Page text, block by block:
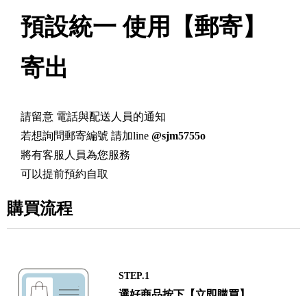
預設統一 使用【郵寄】
寄出
請留意 電話與配送人員的通知
若想詢問郵寄編號 請加line @sjm5755o
將有客服人員為您服務
可以提前預約自取
購買流程
STEP.1